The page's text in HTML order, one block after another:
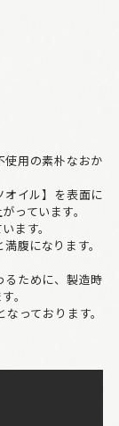
用の素朴なおか
イル】を表面に
っています。
ます。
腹になります。
ために、製造時
。
っております。